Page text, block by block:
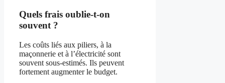
Quels frais oublie-t-on
souvent ?
Les coûts liés aux piliers, à la
maçonnerie et à l’électricité sont
souvent sous-estimés. Ils peuvent
fortement augmenter le budget.